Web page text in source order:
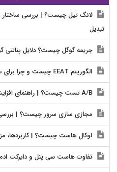
لانگ تیل چیست؟ | بررسی ساختار
تبدیل
جریمه گوگل چیست؟ دلایل پنالتی
الگوریتم EEAT چیست و چرا برای سایت شما اهمیت دارد؟
مجازی سازی سرور چیست؟ |
لوکال هاست چیست؟ | کاربردها،
تفاوت هاست سی پنل و دایرکت